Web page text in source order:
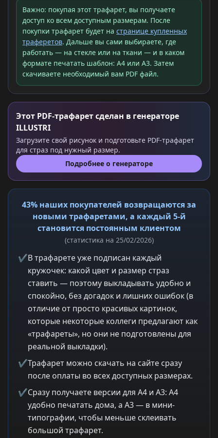
Важно: покупая этот трафарет, вы получаете
доступ ко всем доступным размерам. После
покупки трафарет будет на странице купленных
траферетов. Дальше вы сами выбираете, где
работать — на стекле или на ткани — и в каком
формате печатать шаблон: A4 или A3. Затем
скачиваете необходимый вам PDF файл.
Этот PDF-трафарет сделан в генераторе
ILLUSTRI
Загрузите свой рисунок и подготовьте PDF-трафарет
для страз под нужный размер.
Подробнее о генераторе
43% наших покупателей возвращаются за
новыми трафаретами, а каждый 5-й
становится постоянным клиентом
(статистика на 25/02/2026)
✔В трафарете уже подписан каждый
кружочек: какой цвет и размер страз
ставить — поэтому выкладывать удобно и
спокойно, без догадок и лишних ошибок (в
отличие от просто красивых картинок,
которые некоторые коллеги предлагают как
«трафареты», но они не подготовлены для
реальной выкладки).
✔Трафарет можно скачать на сайте сразу
после оплаты во всех доступных размерах.
✔Сразу получаете версии для A4 и A3: A4
удобно печатать дома, а A3 — в мини-
типографии, чтобы меньше склеивать
большой трафарет.